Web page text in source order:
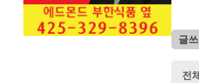
글
전